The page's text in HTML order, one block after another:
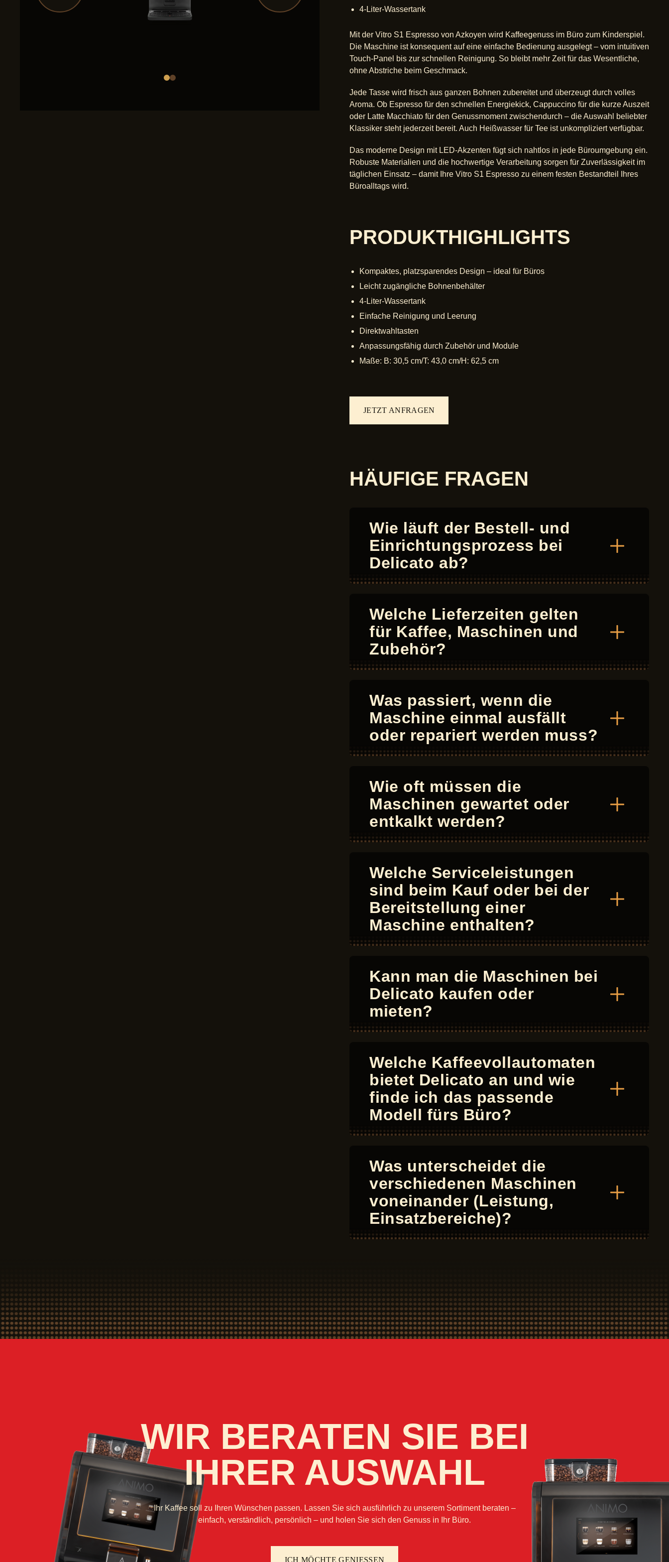
4-Liter-Wassertank
Mit der Vitro S1 Espresso von Azkoyen wird Kaffeegenuss im Büro zum Kinderspiel.
Die Maschine ist konsequent auf eine einfache Bedienung ausgelegt – vom intuitiven
Touch-Panel bis zur schnellen Reinigung. So bleibt mehr Zeit für das Wesentliche,
ohne Abstriche beim Geschmack.
Jede Tasse wird frisch aus ganzen Bohnen zubereitet und überzeugt durch volles
Aroma. Ob Espresso für den schnellen Energiekick, Cappuccino für die kurze Auszeit
oder Latte Macchiato für den Genussmoment zwischendurch – die Auswahl beliebter
Klassiker steht jederzeit bereit. Auch Heißwasser für Tee ist unkompliziert verfügbar.
Das moderne Design mit LED-Akzenten fügt sich nahtlos in jede Büroumgebung ein.
Robuste Materialien und die hochwertige Verarbeitung sorgen für Zuverlässigkeit im
täglichen Einsatz – damit Ihre Vitro S1 Espresso zu einem festen Bestandteil Ihres
Büroalltags wird.
PRODUKTHIGHLIGHTS
Kompaktes, platzsparendes Design – ideal für Büros
Leicht zugängliche Bohnenbehälter
4-Liter-Wassertank
Einfache Reinigung und Leerung
Direktwahltasten
Anpassungsfähig durch Zubehör und Module
Maße: B: 30,5 cm/T: 43,0 cm/H: 62,5 cm
JETZT ANFRAGEN
HÄUFIGE FRAGEN
Wie läuft der Bestell- und
Einrichtungsprozess bei
Delicato ab?
Welche Lieferzeiten gelten
für Kaffee, Maschinen und
Zubehör?
Was passiert, wenn die
Maschine einmal ausfällt
oder repariert werden muss?
Wie oft müssen die
Maschinen gewartet oder
entkalkt werden?
Welche Serviceleistungen
sind beim Kauf oder bei der
Bereitstellung einer
Maschine enthalten?
Kann man die Maschinen bei
Delicato kaufen oder
mieten?
Welche Kaffeevollautomaten
bietet Delicato an und wie
finde ich das passende
Modell fürs Büro?
Was unterscheidet die
verschiedenen Maschinen
voneinander (Leistung,
Einsatzbereiche)?
WIR BERATEN SIE BEI
IHRER AUSWAHL
Ihr Kaffee soll zu Ihren Wünschen passen. Lassen Sie sich ausführlich zu unserem Sortiment beraten –
einfach, verständlich, persönlich – und holen Sie sich den Genuss in Ihr Büro.
ICH MÖCHTE GENIESSEN